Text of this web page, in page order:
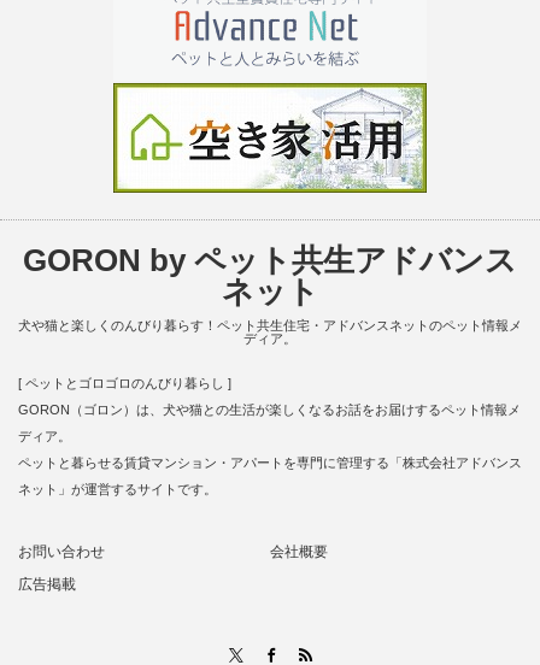
GORON by ペット共生アドバンス
ネット
犬や猫と楽しくのんびり暮らす！ペット共生住宅・アドバンスネットのペット情報メ
ディア。
[ ペットとゴロゴロのんびり暮らし ]
GORON（ゴロン）は、犬や猫との生活が楽しくなるお話をお届けするペット情報メ
ディア。
ペットと暮らせる賃貸マンション・アパートを専門に管理する「株式会社アドバンス
ネット」が運営するサイトです。
お問い合わせ
会社概要
広告掲載
Facebook